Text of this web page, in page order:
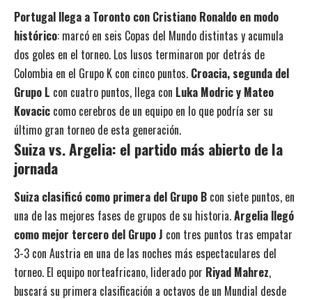
Portugal llega a Toronto con Cristiano Ronaldo en modo
histórico: marcó en seis Copas del Mundo distintas y acumula
dos goles en el torneo. Los lusos terminaron por detrás de
Colombia en el Grupo K con cinco puntos. Croacia, segunda del
Grupo L con cuatro puntos, llega con Luka Modric y Mateo
Kovacic como cerebros de un equipo en lo que podría ser su
último gran torneo de esta generación.
Suiza vs. Argelia: el partido más abierto de la
jornada
Suiza clasificó como primera del Grupo B con siete puntos, en
una de las mejores fases de grupos de su historia.Argelia llegó
como mejor tercero del Grupo J con tres puntos tras empatar
3-3 con Austria en una de las noches más espectaculares del
torneo. El equipo norteafricano, liderado por Riyad Mahrez,
buscará su primera clasificación a octavos de un Mundial desde